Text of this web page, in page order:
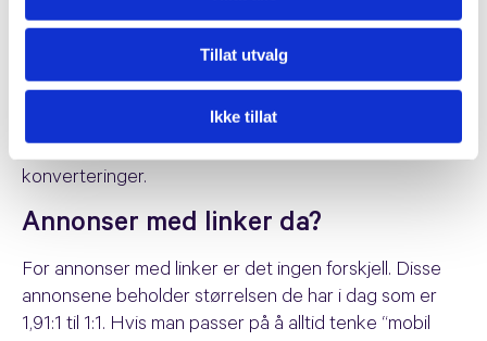
Tillat utvalg
Ikke tillat
En positiv endring
Ifølge Facebook fører det å endre antall synlige
tekstlinjer fra 7 til 3 til bedre levering av annonser,
konverteringer.
Annonser med linker da?
For annonser med linker er det ingen forskjell. Disse
annonsene beholder størrelsen de har i dag som er
1,91:1 til 1:1. Hvis man passer på å alltid tenke “mobil